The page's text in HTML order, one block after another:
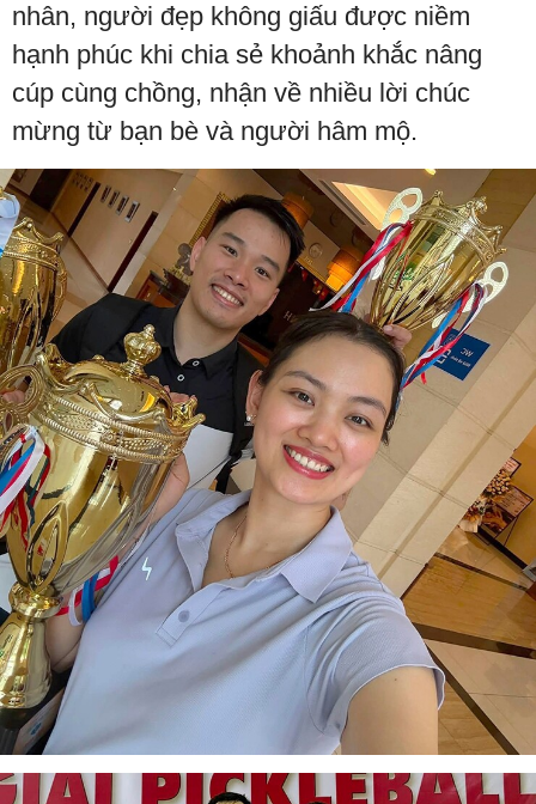
nhân, người đẹp không giấu được niềm
hạnh phúc khi chia sẻ khoảnh khắc nâng
cúp cùng chồng, nhận về nhiều lời chúc
mừng từ bạn bè và người hâm mộ.